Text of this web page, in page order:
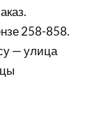
258-858.
— улица